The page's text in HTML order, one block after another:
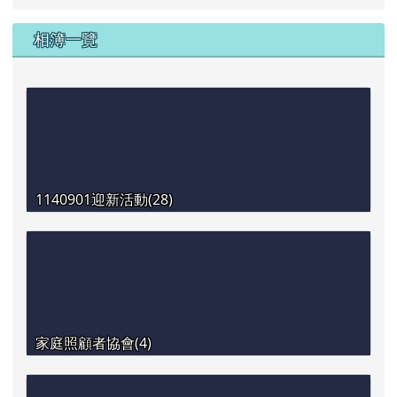
相簿一覽
1140901迎新活動(28)
家庭照顧者協會(4)